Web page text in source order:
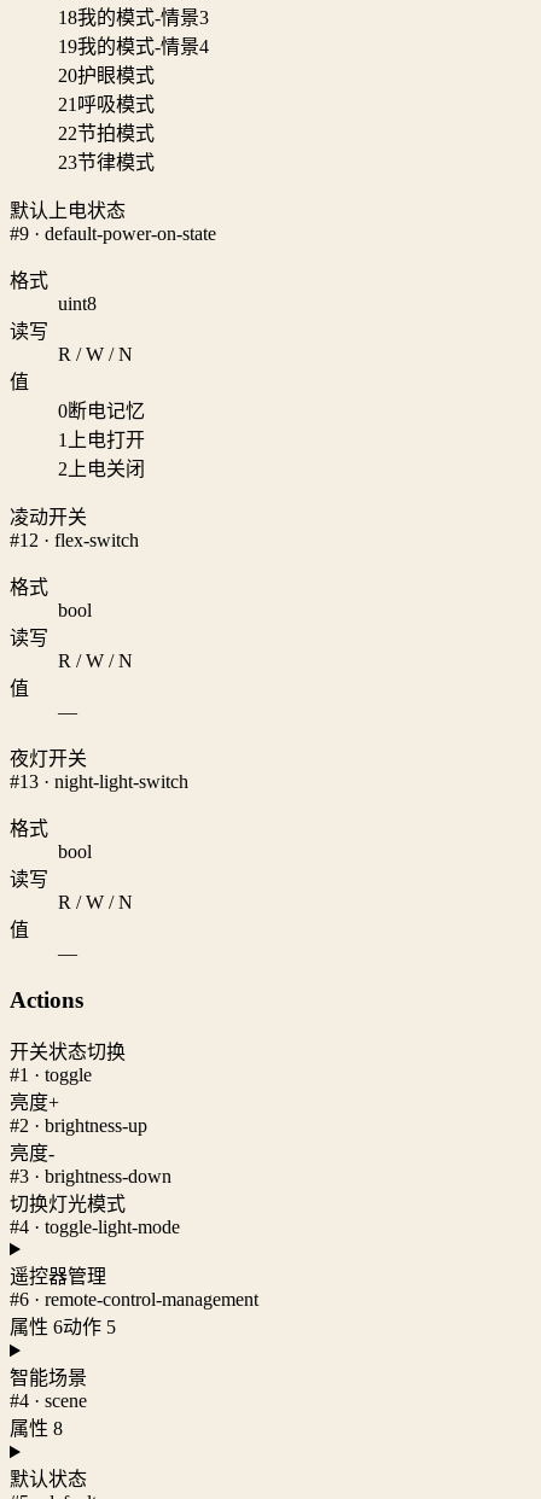
18我的模式-情景3
19我的模式-情景4
20护眼模式
21 呼吸模式
22节拍模式
23节律模式
默认上电状态
#9 · default-power-on-state
格式
uint8
读写
R / W / N
值
0断电记忆
1
上电打开
2 上电关闭
凌动开关
#12 · flex-switch
格式
bool
读写
R / W / N
值
—
夜灯开关
#13 · night-light-switch
格式
bool
读写
R / W / N
值
—
Actions
开关状态切换
#1 · toggle
亮度+
#2 · brightness-up
亮度-
#3 · brightness-down
切换灯光模式
#4 · toggle-light-mode
遥控器管理
#6 · remote-control-management
属性 6动作 5
智能场景
#4 · scene
属性 8
默认状态